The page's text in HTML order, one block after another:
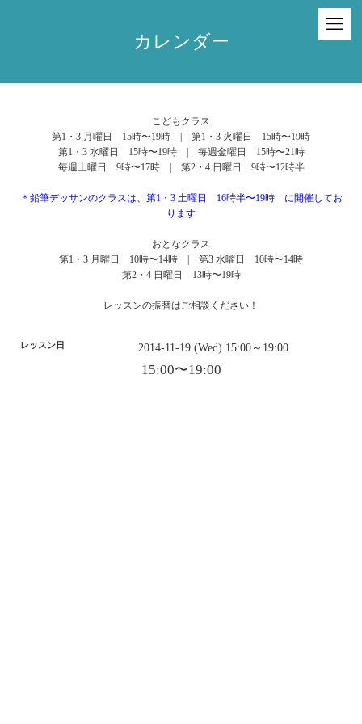
カレンダー
こどもクラス
第1・3 月曜日 15時〜19時 | 第1・3 火曜日 15時〜19時
第1・3 水曜日 15時〜19時 | 毎週金曜日 15時〜21時
毎週土曜日 9時〜17時 | 第2・4 日曜日 9時〜12時半
＊鉛筆デッサンのクラスは、第1・3 土曜日 16時半〜19時 に開催してお
ります
おとなクラス
第1・3 月曜日 10時〜14時 | 第3 水曜日 10時〜14時
第2・4 日曜日 13時〜19時
レッスンの振替はご相談ください！
レッスン日 2014-11-19 (Wed) 15:00～19:00
15:00〜19:00